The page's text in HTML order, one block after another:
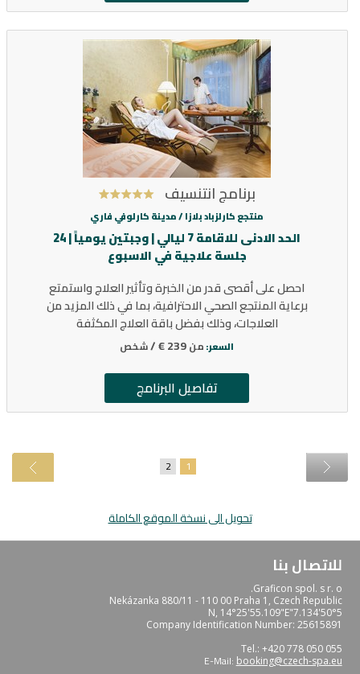
برنامج انتنسيف
منتجع كارلزباد بلازا /مدينة كارلوفي فاري
الحد الادنى للاقامة 7 ليالي | وجبتين يومياً | 24
جلسة علاجية في الاسبوع
احصل على أقصى قدر من الخبرة وتأثير العلاج واستمتع
برعاية المنتجع الصحي الاحترافية، بما في ذلك المزيد من
العلاجات، وذلك بفضل باقة العلاج المكثفة
السعر: من239 € / شخص
تفاصيل البرنامج
1
2
تحويل الى نسخة الموقع الكاملة
للاتصال بنا
Graficon spol. s r. o.
Nekázanka 880/11 - 110 00 Praha 1, Czech Republic
50°5'7.134"N, 14°25'55.109"E
Company Identification Number: 25615891
Tel.: +420 778 050 055
E-Mail:booking@czech-spa.eu